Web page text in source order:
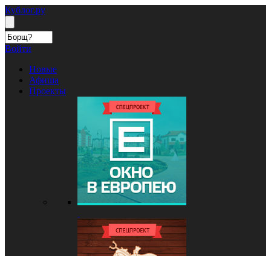
Кублог.ру
Войти
Новые
Афиша
Проекты